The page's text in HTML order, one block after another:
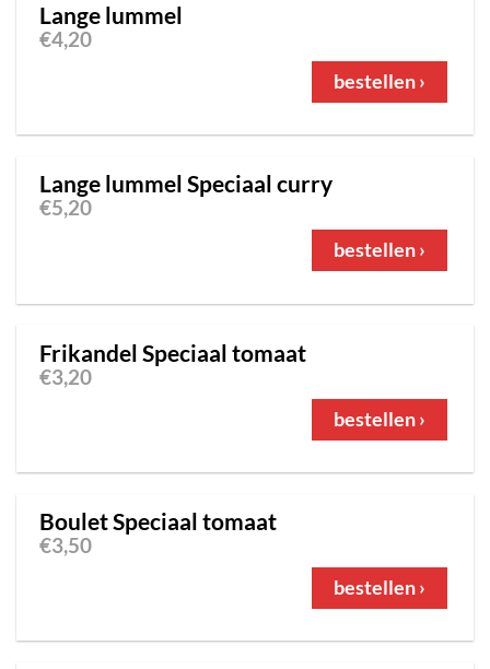
Lange lummel
€4,20
bestellen ›
Lange lummel Speciaal curry
€5,20
bestellen ›
Frikandel Speciaal tomaat
€3,20
bestellen ›
Boulet Speciaal tomaat
€3,50
bestellen ›